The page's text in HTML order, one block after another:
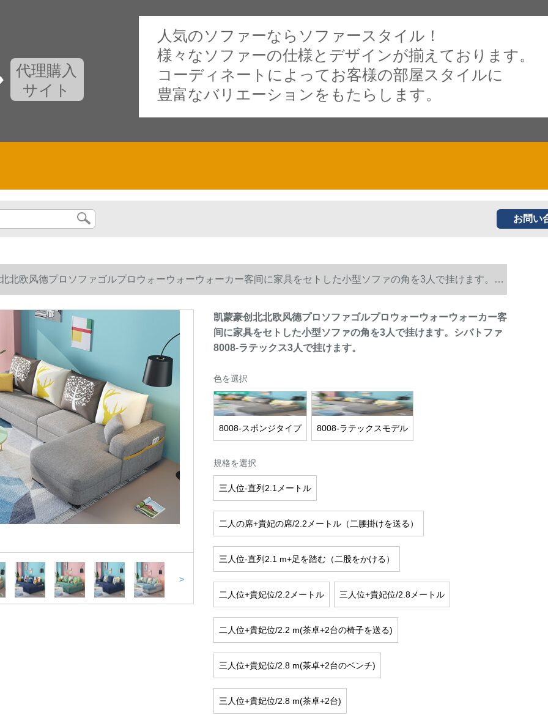
代理購入
サイト
人気のソファーならソファースタイル！
様々なソファーの仕様とデザインが揃えております。
コーディネートによってお客様の部屋スタイルに
豊富なバリエーションをもたらします。
お問い
北欧风德プロソファゴルプロウォーウォーウォーカー客间に家具をセトした小型ソファの角を3人で挂けます。シ
ラテックス3人で挂けます。
>
凯蒙豪创北北欧风德プロソファゴルプロウォーウォーウォーカー客
间に家具をセトした小型ソファの角を3人で挂けます。シバトファ
8008-ラテックス3人で挂けます。
色を選択
8008-スポンジタイプ 8008-ラテックスモデル
規格を選択
三人位-直列2.1メートル
二人の席+貴妃の席/2.2メートル（二腰掛けを送る）
三人位-直列2.1 m+足を踏む（二股をかける）
二人位+貴妃位/2.2メートル 三人位+貴妃位/2.8メートル
二人位+貴妃位/2.2 m(茶卓+2台の椅子を送る)
三人位+貴妃位/2.8 m(茶卓+2台のベンチ)
三人位+貴妃位/2.8 m(茶卓+2台)